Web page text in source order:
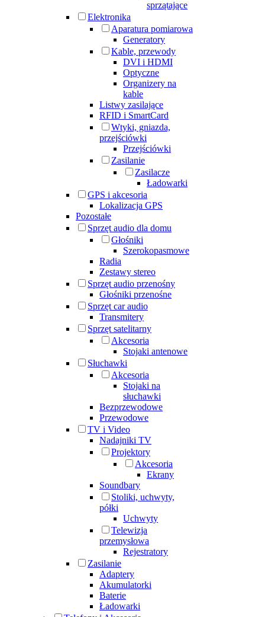
sprzątające
Elektronika
Aparatura pomiarowa
Generatory
Kable, przewody
DVI i HDMI
Optyczne
Organizery na
kable
Listwy zasilające
RFID i SmartCard
Wtyki, gniazda,
przejściówki
Przejściówki
Zasilanie
Zasilacze
Ładowarki
GPS i akcesoria
Lokalizacja GPS
Pozostałe
Sprzęt audio dla domu
Głośniki
Szerokopasmowe
Radia
Zestawy stereo
Sprzęt audio przenośny
Głośniki przenośne
Sprzęt car audio
Transmitery
Sprzęt satelitarny
Akcesoria
Stojaki antenowe
Słuchawki
Akcesoria
Stojaki na
słuchawki
Bezprzewodowe
Przewodowe
TV i Video
Nadajniki TV
Projektory
Akcesoria
Ekrany
Soundbary
Stoliki, uchwyty,
półki
Uchwyty
Telewizja
przemysłowa
Rejestratory
Zasilanie
Adaptery
Akumulatorki
Baterie
Ładowarki